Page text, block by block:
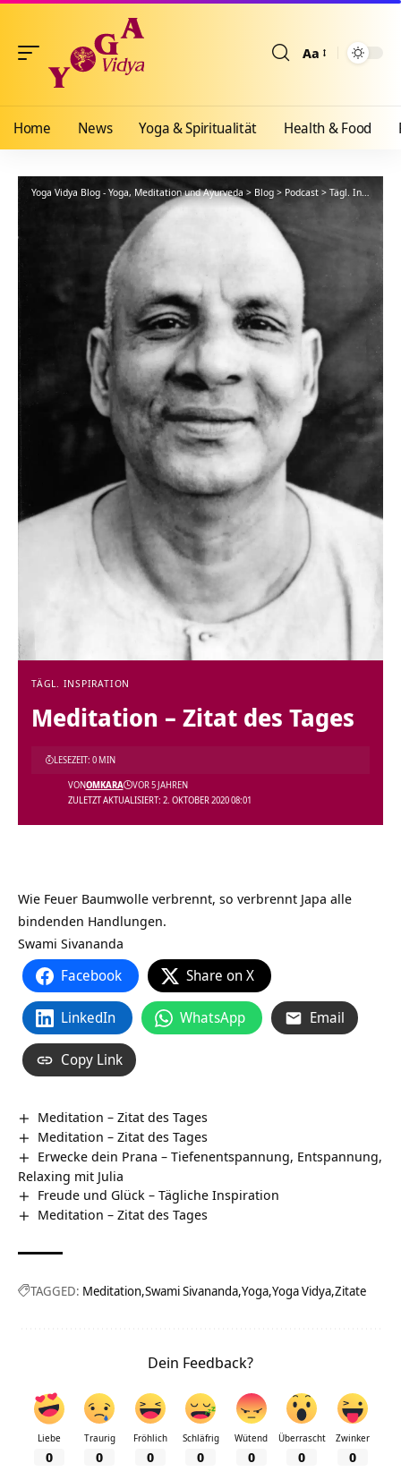
Aa
Home News Yoga & Spiritualität Health & Food
Yoga Vidya Blog - Yoga, Meditation und Ayurveda > Blog > Podcast > Tägl. Inspiration
TÄGL. INSPIRATION
Meditation – Zitat des Tages
ZULETZT AKTUALISIERT: 2. OKTOBER 2020 08:01
VONOMKARA VOR 5 JAHREN
LESEZEIT: 0 MIN
Wie Feuer Baumwolle verbrennt, so verbrennt Japa alle
bindenden Handlungen.
Swami Sivananda
Facebook Share on X
LinkedIn WhatsApp Email
Copy Link
Meditation – Zitat des Tages
Meditation – Zitat des Tages
Erwecke dein Prana – Tiefenentspannung, Entspannung,
Relaxing mit Julia
Freude und Glück – Tägliche Inspiration
Meditation – Zitat des Tages
TAGGED: Meditation Swami Sivananda Yoga Yoga Vidya Zitate
Dein Feedback?
Liebe
0
Traurig
0
Fröhlich
0
Schläfrig
0
Wütend
0
Überrascht
0
Zwinker
0